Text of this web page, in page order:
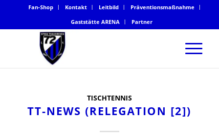
Fan-Shop Kontakt Leitbild
Präventionsmaßnahme
Gaststätte ARENA
Partner
TISCHTENNIS
TT-NEWS (RELEGATION [2])